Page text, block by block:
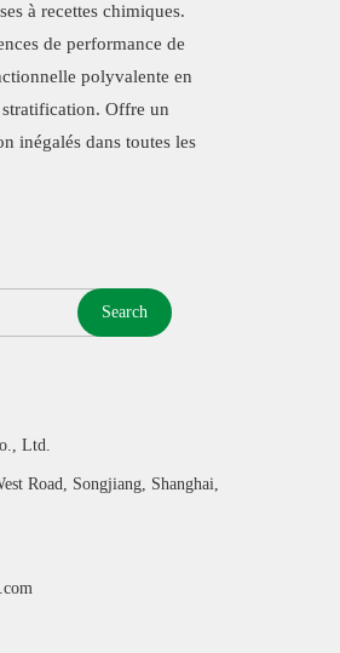
à recettes chimiques.
de performance de
polyvalente en
Offre un
inégalés dans toutes les
Search
Ltd.
Road, Songjiang, Shanghai,